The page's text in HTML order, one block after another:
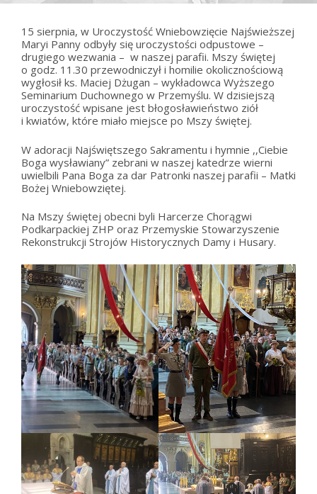
15 sierpnia, w Uroczystość Wniebowzięcie Najświeższej
Maryi Panny odbyły się uroczystości odpustowe –
drugiego wezwania – w naszej parafii. Mszy świętej
o godz. 11.30 przewodniczył i homilie okolicznościową
wygłosił ks. Maciej Dżugan – wykładowca Wyższego
Seminarium Duchownego w Przemyślu. W dzisiejszą
uroczystość wpisane jest błogosławieństwo ziół
i kwiatów, które miało miejsce po Mszy świętej.
W adoracji Najświętszego Sakramentu i hymnie ,,Ciebie
Boga wysławiany” zebrani w naszej katedrze wierni
uwielbili Pana Boga za dar Patronki naszej parafii – Matki
Bożej Wniebowziętej.
Na Mszy świętej obecni byli Harcerze Chorągwi
Podkarpackiej ZHP oraz Przemyskie Stowarzyszenie
Rekonstrukcji Strojów Historycznych Damy i Husary.